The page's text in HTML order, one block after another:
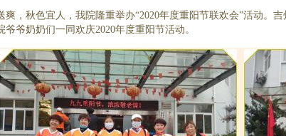
爽，秋色宜人，我院隆重举办“2020年度重阳节联欢会”活动
爷奶奶们一同欢庆2020年度重阳节活动。